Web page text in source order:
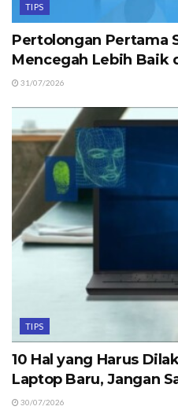
TIPS
Pertolongan Pertama
Mencegah Lebih Baik
31/07/2026
TIPS
10 Hal yang Harus
Laptop Baru, Jangan
30/07/2026